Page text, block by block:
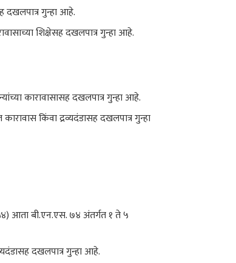
गुन्हा आहे.
शिक्षेसह दखलपात्र गुन्हा आहे.
कारावासासह दखलपात्र गुन्हा आहे.
किंवा द्रव्यदंडासह दखलपात्र गुन्हा
आता बी.एन.एस. ७४ अंतर्गत १ ते ५
दखलपात्र गुन्हा आहे.